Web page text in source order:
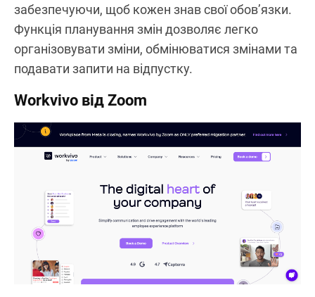
забезпечуючи, щоб кожен знав свої обов’язки.
Функція планування змін дозволяє легко
організовувати зміни, обмінюватися змінами та
подавати запити на відпустку.
Workvivo від Zoom